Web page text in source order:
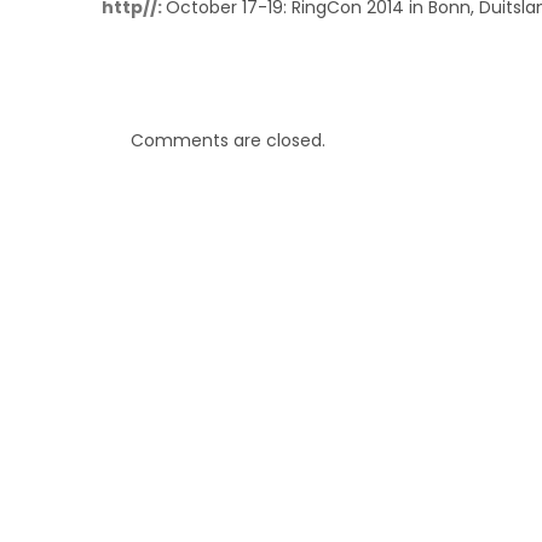
http//:October 17-19: RingCon 2014 in Bonn,
Comments are closed.